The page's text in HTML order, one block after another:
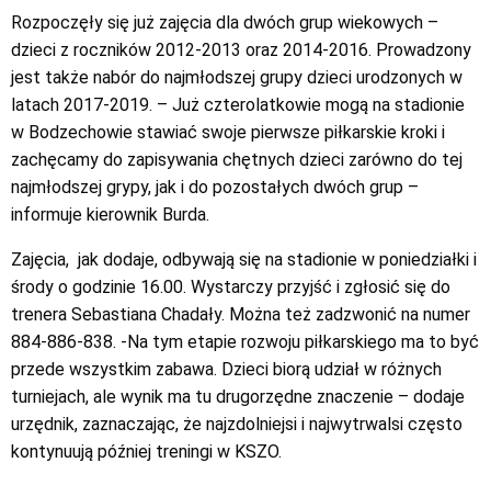
Rozpoczęły się już zajęcia dla dwóch grup wiekowych –
dzieci z roczników 2012-2013 oraz 2014-2016. Prowadzony
jest także nabór do najmłodszej grupy dzieci urodzonych w
latach 2017-2019. – Już czterolatkowie mogą na stadionie
w Bodzechowie stawiać swoje pierwsze piłkarskie kroki i
zachęcamy do zapisywania chętnych dzieci zarówno do tej
najmłodszej grypy, jak i do pozostałych dwóch grup –
informuje kierownik Burda.
Zajęcia, jak dodaje, odbywają się na stadionie w poniedziałki i
środy o godzinie 16.00. Wystarczy przyjść i zgłosić się do
trenera Sebastiana Chadały. Można też zadzwonić na numer
884-886-838. -Na tym etapie rozwoju piłkarskiego ma to być
przede wszystkim zabawa. Dzieci biorą udział w różnych
turniejach, ale wynik ma tu drugorzędne znaczenie – dodaje
urzędnik, zaznaczając, że najzdolniejsi i najwytrwalsi często
kontynuują później treningi w KSZO.